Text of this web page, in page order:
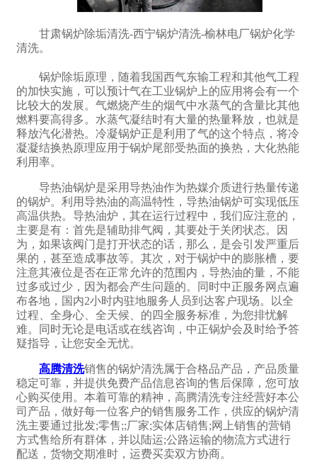
甘肃锅炉除垢清洗-西宁锅炉清洗-榆林电厂锅炉化学
清洗。
锅炉除垢原理，随着我国西气东输工程和其他气工程
的加快实施，可以预计气在工业锅炉上的应用将会有一个
比较大的发展。气燃烧产生的烟气中水蒸气的含量比其他
燃料要高得多。水蒸气凝结时有大量的热量释放，也就是
释放汽化潜热。冷凝锅炉正是利用了气的这个特点，将冷
凝凝结换热原理应用于锅炉尾部受热面的换热，大化热能
利用率。
导热油锅炉是采用导热油作为热媒介质进行热量传递
的锅炉。利用导热油的高温特性，导热油锅炉可实现低压
高温供热。导热油炉，其在运行过程中，我们应注意的，
主要是有：首先是辅助排气阀，其要处于关闭状态。因
为，如果该阀门是打开状态的话，那么，是会引发严重后
果的，甚至造成事故等。其次，对于锅炉中的膨胀槽，要
注意其液位是否在正常允许的范围内，导热油的量，不能
过多或过少，因为都会产生问题的。同时中正服务网点遍
布各地，国内2小时内驻地服务人员到达客户现场。以全
过程、全身心、全天候、的四全服务标准，为您排忧解
难。同时无论是电话或在线咨询，中正锅炉会及时给予答
疑指导，让您安全无忧。
高腾清洗销售的锅炉清洗属于合格品产品，产品质量
稳定可靠，并提供免费产品信息咨询的售后保障，您可放
心购买使用。本着可靠的精神，高腾清洗专注经营好本公
司产品，做好每一位客户的销售服务工作，供应的锅炉清
洗主要通过批发;零售;;厂家;实体店销售;网上销售的营销
方式售给所有群体，并以陆运;公路运输的物流方式进行
配送，货物交期准时，运费买卖双方协商。